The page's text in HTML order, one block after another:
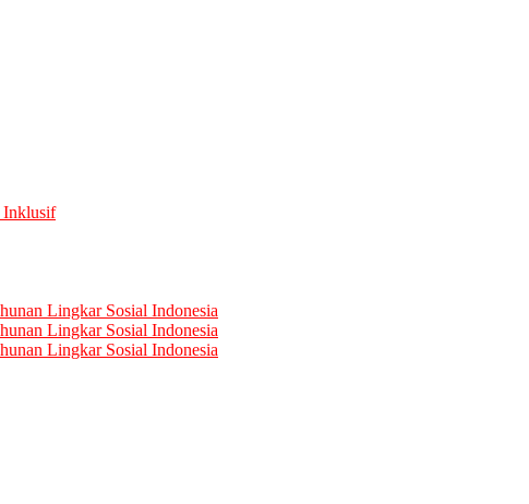
Inklusif
Lingkar Sosial Indonesia
Lingkar Sosial Indonesia
Lingkar Sosial Indonesia